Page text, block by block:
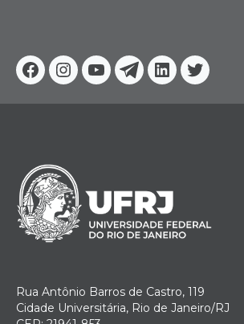
Facebook
Instagram
YoutubeTelegram
Linkedin
Twitter
Rua Antônio Barros de Castro, 119
Cidade Universitária, Rio de Janeiro/RJ